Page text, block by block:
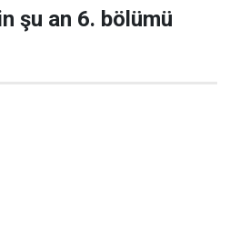
şu an 6. bölümü